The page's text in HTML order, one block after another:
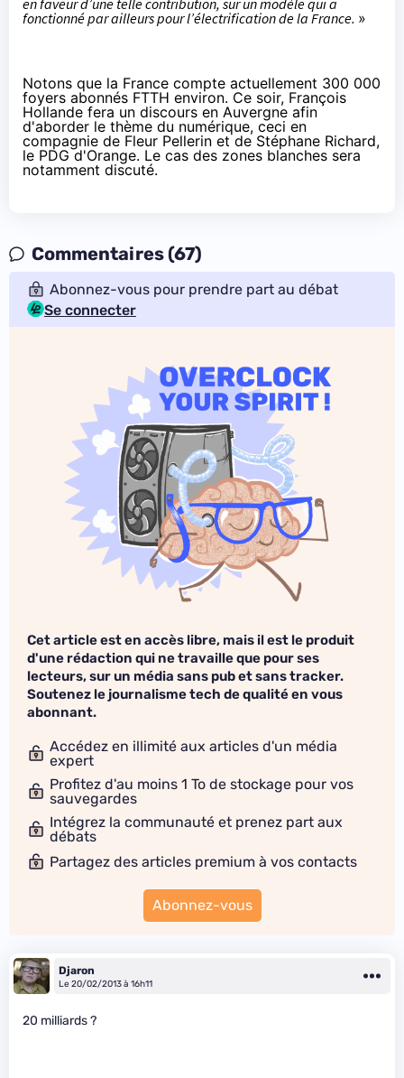
en faveur d’une telle contribution, sur un modèle qui a
fonctionné par ailleurs pour l’électrification de la France. »
Notons que la France compte actuellement 300 000
foyers abonnés FTTH environ. Ce soir, François
Hollande fera un discours en Auvergne afin
d'aborder le thème du numérique, ceci en
compagnie de Fleur Pellerin et de Stéphane Richard,
le PDG d'Orange. Le cas des zones blanches sera
notamment discuté.
Commentaires (67)
Abonnez-vous pour prendre part au débat
Se connecter
Cet article est en accès libre, mais il est le produit
d'une rédaction qui ne travaille que pour ses
lecteurs, sur un média sans pub et sans tracker.
Soutenez le journalisme tech de qualité en vous
abonnant.
Accédez en illimité aux articles d'un média
expert
Profitez d'au moins 1 To de stockage pour vos
sauvegardes
Intégrez la communauté et prenez part aux
débats
Partagez des articles premium à vos contacts
Abonnez-vous
Djaron
Le 20/02/2013 à 16h11
20 milliards ?